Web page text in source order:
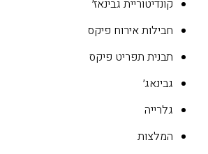
קונדיטוריית גבינאז׳
חבילות אירוח פיקס
תבנית תפריט פיקס
גבינאג׳
גלרייה
המלצות